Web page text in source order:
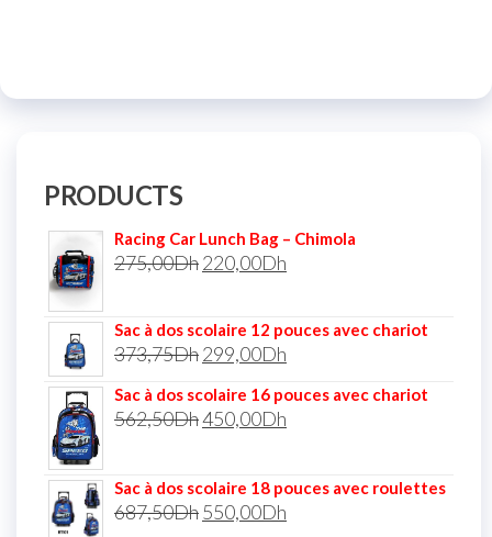
PRODUCTS
Racing Car Lunch Bag – Chimola
275,00Dh220,00Dh
Sac à dos scolaire 12 pouces avec chariot
373,75Dh299,00Dh
Sac à dos scolaire 16 pouces avec chariot
562,50Dh450,00Dh
Sac à dos scolaire 18 pouces avec roulettes
687,50Dh550,00Dh